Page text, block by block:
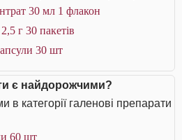
30 мл 1 флакон
г 30 пакетів
30 шт
є найдорожчими?
категорії галенові препарати
60 шт